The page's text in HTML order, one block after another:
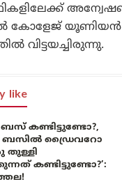
കോളേജ് യൂണിയൻ
വിട്ടയച്ചിരുന്നു.
like
ബസ് കണ്ടിട്ടുണ്ടോ?,
ബസിൽ ഡ്രൈവറോ
തുള്ളി
കണ്ടിട്ടുണ്ടോ?’: